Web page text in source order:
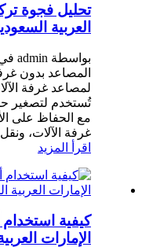
تحليل فجوة
العربية
بواسطة admin في 24-08-17
المصاعد بدون
لمصاعد غرفة
تُستخدم لتصغير
مع الحفاظ على
غرفة الآلات،
اقرأ المزيد
كيفية استخدام
الإمارات